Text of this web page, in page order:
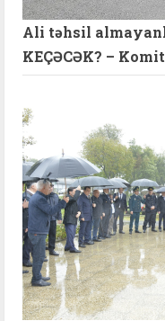
Ali təhsil
KEÇƏCƏK? –